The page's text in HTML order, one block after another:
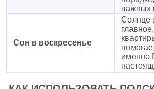
важных
Сон в воскресенье
Солнце
именно